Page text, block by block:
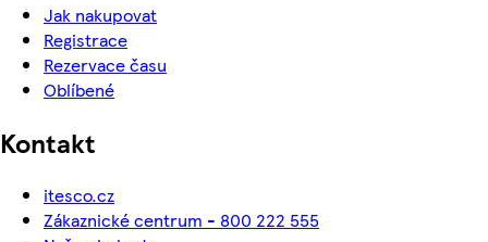
Jak nakupovat
Registrace
Rezervace času
Oblíbené
Kontakt
itesco.cz
Zákaznické centrum - 800 222 555